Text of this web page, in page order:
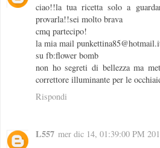
ciao!!la tua ricetta solo a
provarla!!sei molto brava
cmq partecipo!
la mia mail
su fb:flower bomb
non ho segreti di bellezza ma
correttore illuminante per le
Rispondi
L557 mer dic 14, 01:39:00 PM